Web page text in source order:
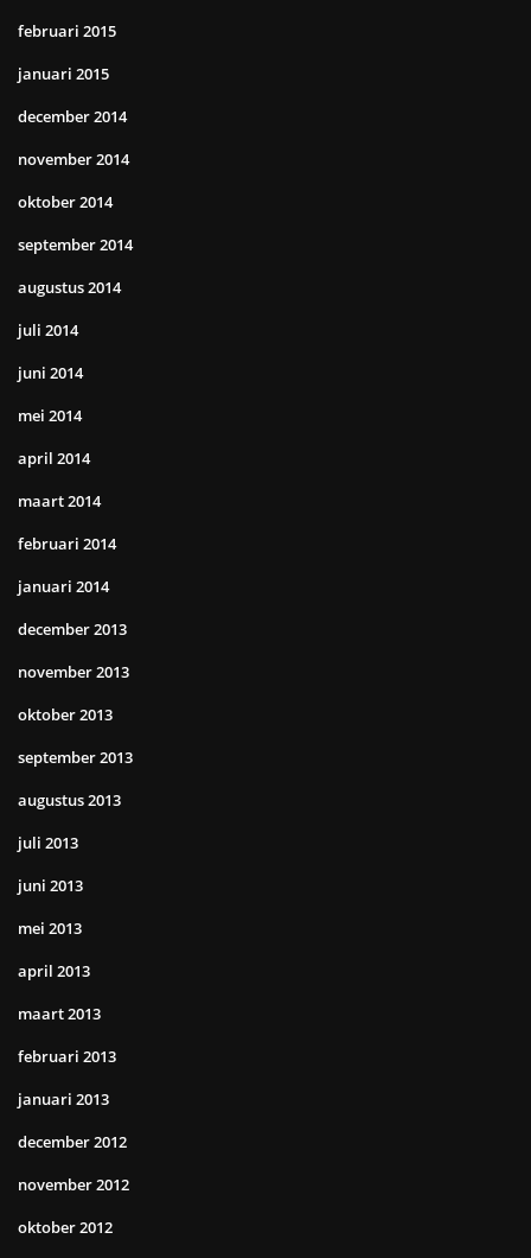
februari 2015
januari 2015
december 2014
november 2014
oktober 2014
september 2014
augustus 2014
juli 2014
juni 2014
mei 2014
april 2014
maart 2014
februari 2014
januari 2014
december 2013
november 2013
oktober 2013
september 2013
augustus 2013
juli 2013
juni 2013
mei 2013
april 2013
maart 2013
februari 2013
januari 2013
december 2012
november 2012
oktober 2012